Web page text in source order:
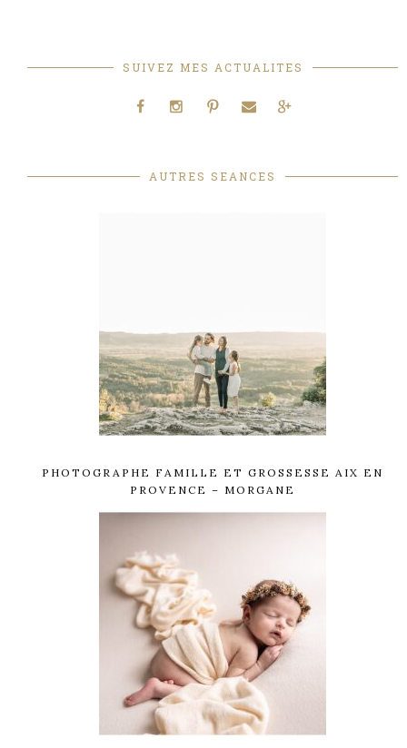
SUIVEZ MES ACTUALITES
AUTRES SEANCES
PHOTOGRAPHE FAMILLE ET GROSSESSE AIX EN
PROVENCE – MORGANE